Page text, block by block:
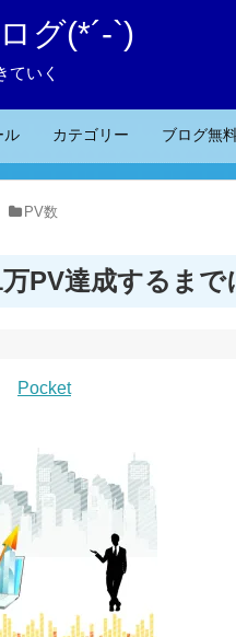
グ(*´-`)
ていく
ル カテゴリー ブログ無
PV数
PV達成するま
Pocket